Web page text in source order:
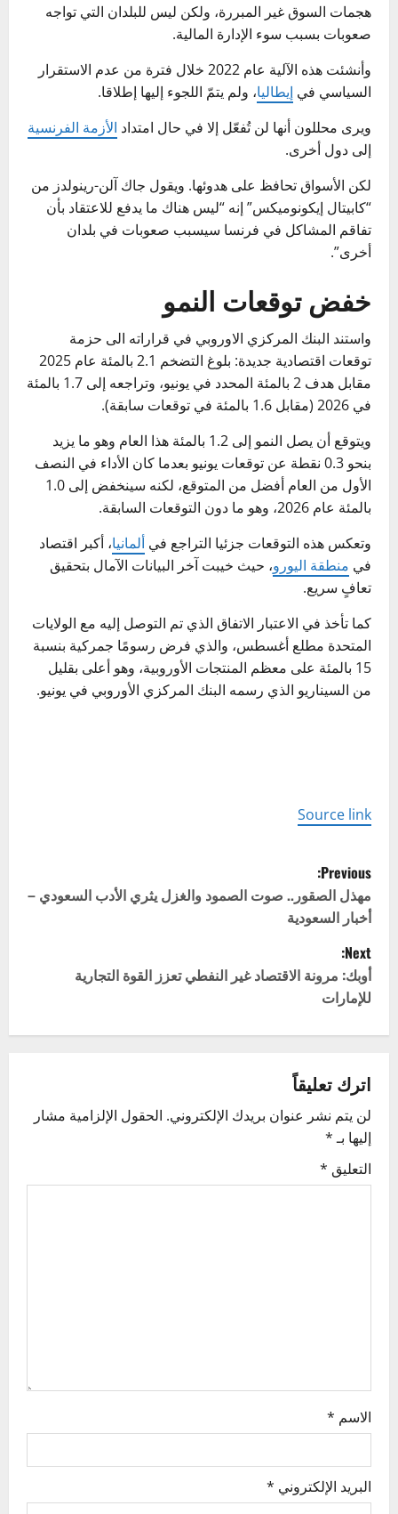
هجمات السوق غير المبررة، ولكن ليس للبلدان التي تواجه
صعوبات بسبب سوء الإدارة المالية.
وأنشئت هذه الآلية عام 2022 خلال فترة من عدم الاستقرار
السياسي في إيطاليا، ولم يتمّ اللجوء إليها إطلاقا.
ويرى محللون أنها لن تُفعّل إلا في حال امتداد الأزمة الفرنسية
إلى دول أخرى.
لكن الأسواق تحافظ على هدوئها. ويقول جاك آلن-رينولدز من
“كابيتال إيكونوميكس” إنه “ليس هناك ما يدفع للاعتقاد بأن
تفاقم المشاكل في فرنسا سيسبب صعوبات في بلدان
أخرى”.
خفض توقعات النمو
واستند البنك المركزي الاوروبي في قراراته الى حزمة
توقعات اقتصادية جديدة: بلوغ التضخم 2.1 بالمئة عام 2025
مقابل هدف 2 بالمئة المحدد في يونيو، وتراجعه إلى 1.7 بالمئة
في 2026 (مقابل 1.6 بالمئة في توقعات سابقة).
ويتوقع أن يصل النمو إلى 1.2 بالمئة هذا العام وهو ما يزيد
بنحو 0.3 نقطة عن توقعات يونيو بعدما كان الأداء في النصف
الأول من العام أفضل من المتوقع، لكنه سينخفض إلى 1.0
بالمئة عام 2026، وهو ما دون التوقعات السابقة.
وتعكس هذه التوقعات جزئيا التراجع في ألمانيا، أكبر اقتصاد
في منطقة اليورو، حيث خيبت آخر البيانات الآمال بتحقيق
تعافٍ سريع.
كما تأخذ في الاعتبار الاتفاق الذي تم التوصل إليه مع الولايات
المتحدة مطلع أغسطس، والذي فرض رسومًا جمركية بنسبة
15 بالمئة على معظم المنتجات الأوروبية، وهو أعلى بقليل
من السيناريو الذي رسمه البنك المركزي الأوروبي في يونيو.
Source link
P
o
s
t
n
v
i
g
Previous:
مهذل الصقور.. صوت الصمود والغزل يثري الأدب السعودي –
أخبار السعودية
Next:
أوبك: مرونة الاقتصاد غير النفطي تعزز القوة التجارية
للإمارات
اترك تعليقاً
لن يتم نشر عنوان بريدك الإلكتروني. الحقول الإلزامية مشار
إليها بـ*
التعليق *
الاسم *
البريد الإلكتروني *